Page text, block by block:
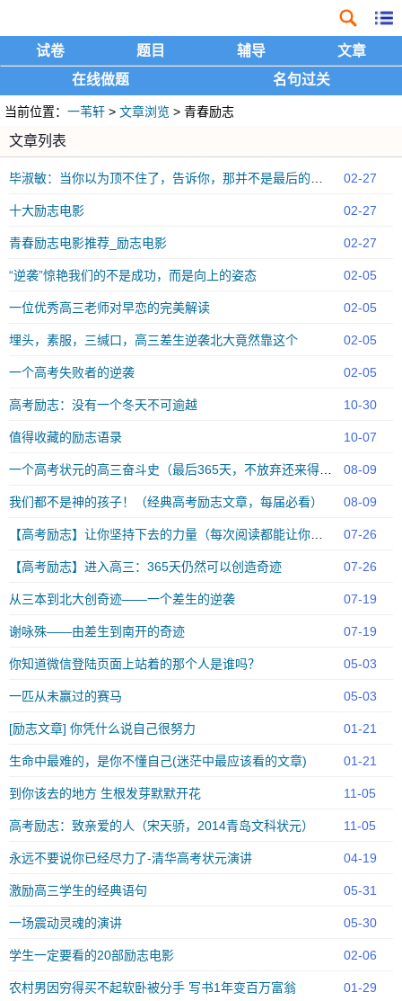
试卷 题目 辅导
文章
在线做题
名句过关
当前位置： 一苇轩 > 文章浏览 > 青春励志
文章列表
02-27
十大励志电影 02-27
青春励志电影推荐_励志电影 02-27
“逆袭”惊艳我们的不是成功，而是向上的姿态 02-05
一位优秀高三老师对早恋的完美解读 02-05
埋头，素服，三缄口，高三差生逆袭北大竟然靠这个 02-05
一个高考失败者的逆袭 02-05
高考励志：没有一个冬天不可逾越 10-30
值得收藏的励志语录 10-07
08-09
我们都不是神的孩子！（经典高考励志文章，每届必看） 08-09
07-26
【高考励志】进入高三：365天仍然可以创造奇迹 07-26
从三本到北大创奇迹——一个差生的逆袭 07-19
谢咏殊——由差生到南开的奇迹 07-19
你知道微信登陆页面上站着的那个人是谁吗？ 05-03
一匹从未赢过的赛马 05-03
[励志文章] 你凭什么说自己很努力 01-21
生命中最难的，是你不懂自己(迷茫中最应该看的文章) 01-21
到你该去的地方 生根发芽默默开花 11-05
高考励志：致亲爱的人（宋天骄，2014青岛文科状元） 11-05
永远不要说你已经尽力了-清华高考状元演讲 04-19
激励高三学生的经典语句 05-31
一场震动灵魂的演讲 05-30
学生一定要看的20部励志电影 02-06
农村男因穷得买不起软卧被分手 写书1年变百万富翁 01-29